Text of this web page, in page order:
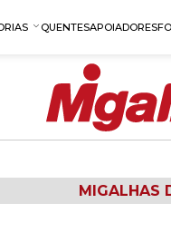
QUENTESAPOIADORES
MIGALHAS